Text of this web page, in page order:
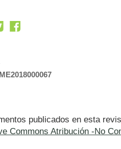
publicados en esta
Commons Atribución -No